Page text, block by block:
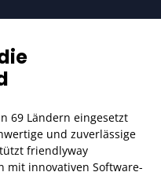
69 Ländern eingesetzt
und zuverlässige
friendlyway
mit innovativen Software-